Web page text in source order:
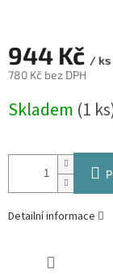
944 Kč / ks
780 Kč bez DPH
cena:
Skladem (1
Detailní informace